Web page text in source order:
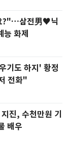
?"…삼전男♥닉
화제
기도 하지' 황정
전화"
진, 수천만원 기
배우